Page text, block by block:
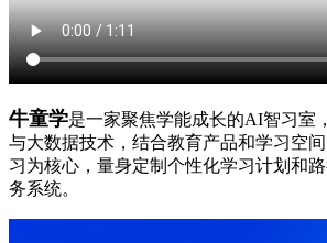
牛童学是一家聚焦学能成长的AI智习室
与大数据技术，结合教育产品和学习空
习为核心，量身定制个性化学习计划和
务系统。